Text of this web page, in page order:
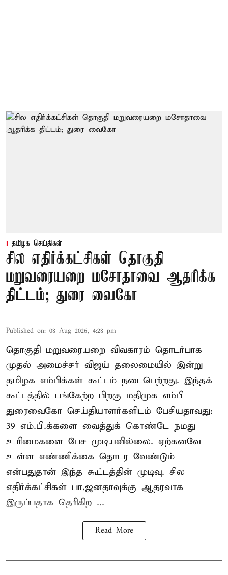
தமிழக செய்திகள்
சில எதிர்க்கட்சிகள் தொகுதி
மறுவரையறை மசோதாவை ஆதரிக்க
திட்டம்; துரை வைகோ
Published on: 08 Aug 2026, 4:28 pm
தொகுதி மறுவரையறை விவகாரம் தொடர்பாக
முதல் அமைச்சர் விஜய் தலைமையில் இன்று
தமிழக எம்பிக்கள் கூட்டம் நடைபெற்றது. இந்தக்
கூட்டத்தில் பங்கேற்ற பிறகு மதிமுக எம்பி
துரைவைகோ செய்தியாளர்களிடம் பேசியதாவது:
39 எம்.பி.க்களை வைத்துக் கொண்டே நமது
உரிமைகளை பேச முடியவில்லை. ஏற்கனவே
உள்ள எண்ணிக்கை தொடர வேண்டும்
என்பதுதான் இந்த கூட்டத்தின் முடிவு. சில
எதிர்க்கட்சிகள் பா.ஜனதாவுக்கு ஆதரவாக
இருப்பதாக தெரிகிற ...
Read More